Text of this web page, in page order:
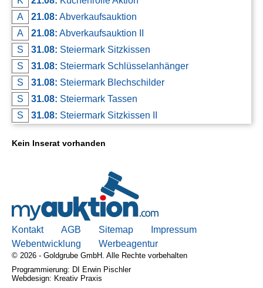
A
21.08: Abverkaufsauktion
A
21.08: Abverkaufsauktion II
S
31.08: Steiermark Sitzkissen
S
31.08: Steiermark Schlüsselanhänger
S
31.08: Steiermark Blechschilder
S
31.08: Steiermark Tassen
S
31.08: Steiermark Sitzkissen II
Kein Inserat vorhanden
Kontakt AGB Sitemap
Impressum
Webentwicklung
Werbeagentur
© 2026 - Goldgrube GmbH. Alle Rechte vorbehalten
Programmierung: DI Erwin Pischler
Webdesign: Kreativ Praxis